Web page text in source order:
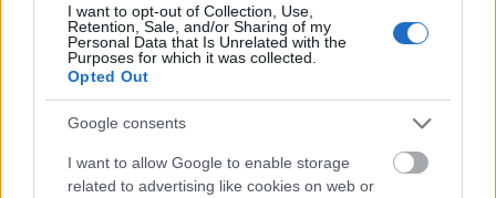
I want to opt-out of Collection, Use,
Retention, Sale, and/or Sharing of my
Personal Data that Is Unrelated with the
Purposes for which it was collected.
Opted Out
Google consents
I want to allow Google to enable storage
related to advertising like cookies on web or